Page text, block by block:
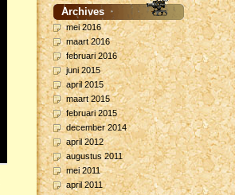
Archives
mei 2016
maart 2016
februari 2016
juni 2015
april 2015
maart 2015
februari 2015
december 2014
april 2012
augustus 2011
mei 2011
april 2011